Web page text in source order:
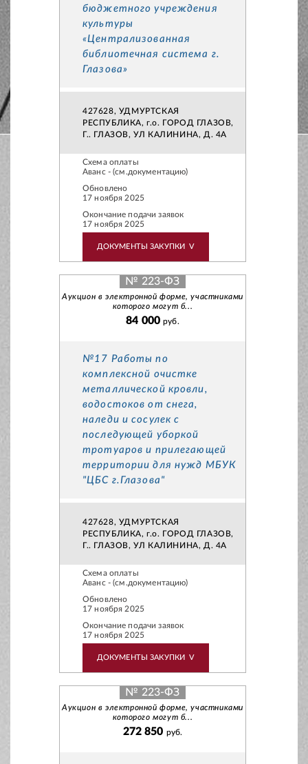
бюджетного учреждения
культуры
«Централизованная
библиотечная система г.
Глазова»
427628, УДМУРТСКАЯ
РЕСПУБЛИКА, г.о. ГОРОД ГЛАЗОВ,
Г.. ГЛАЗОВ, УЛ КАЛИНИНА, Д. 4А
Схема оплаты
Аванс - (см.документацию)
Обновлено
17 ноября 2025
Окончание подачи заявок
17 ноября 2025
ДОКУМЕНТЫ ЗАКУПКИ V
№ 223-ФЗ
Аукцион в электронной форме, участниками
которого могут б...
84 000руб.
№17 Работы по
комплексной очистке
металлической кровли,
водостоков от снега,
наледи и сосулек с
последующей уборкой
тротуаров и прилегающей
территории для нужд МБУК
"ЦБС г.Глазова"
427628, УДМУРТСКАЯ
РЕСПУБЛИКА, г.о. ГОРОД ГЛАЗОВ,
Г.. ГЛАЗОВ, УЛ КАЛИНИНА, Д. 4А
Схема оплаты
Аванс - (см.документацию)
Обновлено
17 ноября 2025
Окончание подачи заявок
17 ноября 2025
ДОКУМЕНТЫ ЗАКУПКИ V
№ 223-ФЗ
Аукцион в электронной форме, участниками
которого могут б...
272 850 руб.